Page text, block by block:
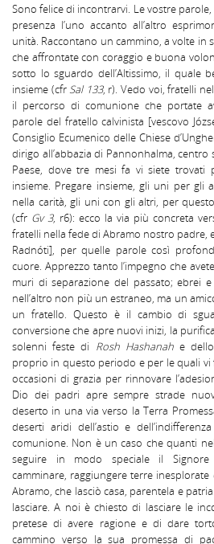
Sono felice di incontrarvi. Le vostre
presenza l’uno accanto all’altro
unità. Raccontano un cammino, a volte in
che affrontate con coraggio e buona
sotto lo sguardo dell’Altissimo, il quale
insieme (cfrSal 133, r). Vedo voi, fratelli
il percorso di comunione che portate
parole del fratello calvinista [vescovo
Consiglio Ecumenico delle Chiese
dirigo all’abbazia di Pannonhalma,
Paese, dove tre mesi fa vi siete trovati
insieme. Pregare insieme, gli uni per gli
nella carità, gli uni con gli altri, per
(cfr Gv 3, r6): ecco la via più concreta
fratelli nella fede di Abramo nostro padre,
Radnóti], per quelle parole così
cuore. Apprezzo tanto l’impegno che
muri di separazione del passato; ebrei
nell’altro non più un estraneo, ma un
un fratello. Questo è il cambio di
conversione che apre nuovi inizi, la
solenni feste di Rosh Hashanahe dello
proprio in questo periodo e per le quali
occasioni di grazia per rinnovare
Dio dei padri apre sempre strade
deserto in una via verso la Terra
deserti aridi dell’astio e
comunione. Non è un caso che quanti
seguire in modo speciale il Signore
camminare, raggiungere terre
Abramo, che lasciò casa, parentela e
lasciare. A noi è chiesto di lasciare le
pretese di avere ragione e di dare
cammino verso la sua promessa di